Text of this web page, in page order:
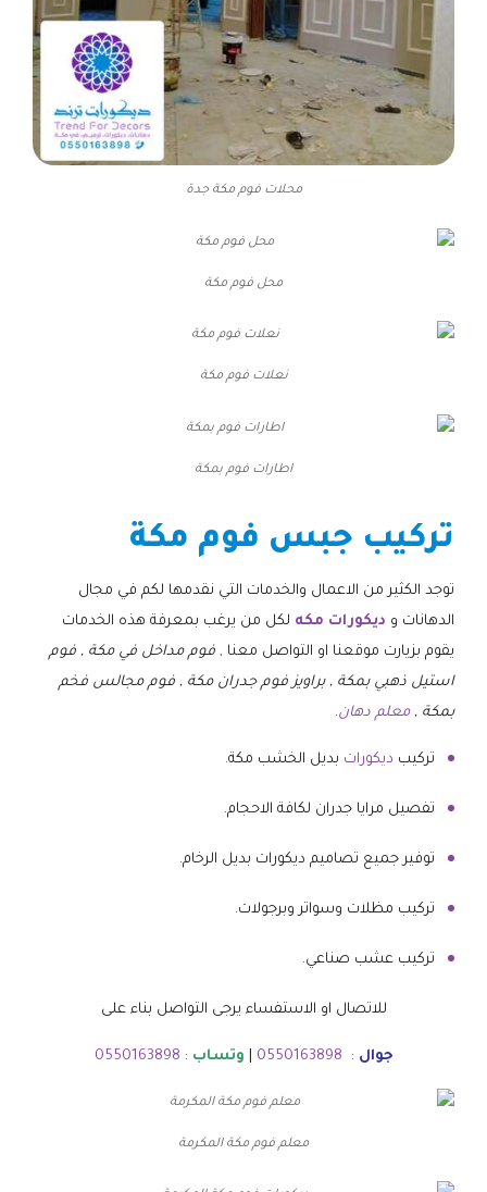
محلات فوم مكة جدة
محل فوم مكة
نعلات فوم مكة
اطارات فوم بمكة
تركيب جبس فوم مكة
توجد الكثير من الاعمال والخدمات التي نقدمها لكم في مجال
الدهانات و ديكورات مكه لكل من يرغب بمعرفة هذه الخدمات
يقوم بزيارت موقعنا او التواصل معنا , فوم مداخل في مكة , فوم
استيل ذهبي بمكة , براويز فوم جدران مكة , فوم مجالس فخم
بمكة ,معلم دهان.
تركيب ديكورات بديل الخشب مكة.
تفصيل مرايا جدران لكافة الاحجام.
توفير جميع تصاميم ديكورات بديل الرخام.
تركيب مظلات وسواتر وبرجولات.
تركيب عشب صناعي.
للاتصال او الاستفساء يرجى التواصل بناء على
جوال :
0550163898 وتساب :
0550163898
معلم فوم مكة المكرمة